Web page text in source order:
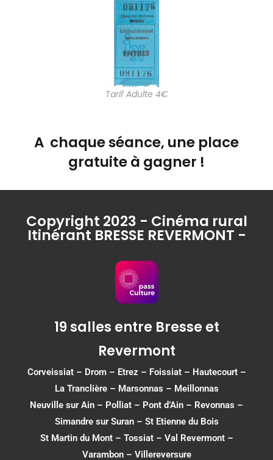
Tarif Adulte 4€
A chaque séance, une place
gratuite à gagner !
Copyright 2023 - Cinéma rural
Itinérant BRESSE REVERMONT -
19 salles entre Bresse et
Revermont
Corveissiat– Drom– Etrez – Foissiat– Hautecourt–
La Tranclière – Marsonnas – Meillonnas
Neuville sur Ain – Polliat – Pont d’Ain – Revonnas –
Simandre sur Suran– St Etienne du Bois
St Martin du Mont– Tossiat– Val Revermont–
Varambon– Villereversure